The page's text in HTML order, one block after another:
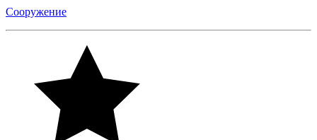
Сооружение